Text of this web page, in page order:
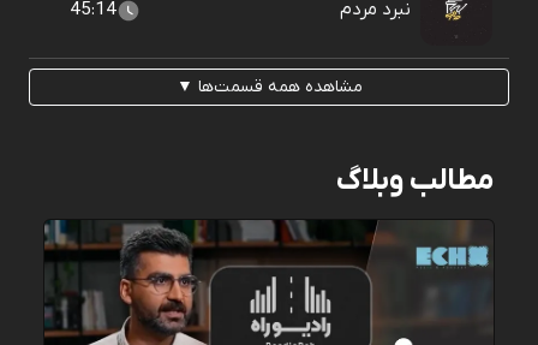
نبرد مردم 45:14
مشاهده همه قسمت‌ها ▼
مطالب وبلاگ